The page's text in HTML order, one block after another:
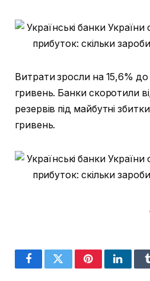
Витрати зросли на 15,6%
гривень. Банки скоротили
резервів під майбутні
гривень.
FacebookTwitterPinterest